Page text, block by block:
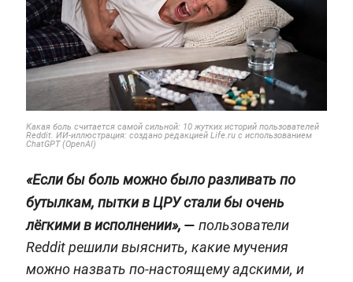
Какая боль считается самой сильной: 10 жутких историй пользователей
Reddit. ИИ-иллюстрация: создано редакцией Life.ru с использованием
ChatGPT (OpenAI)
«Если бы боль можно было разливать по
бутылкам, пытки в ЦРУ стали бы очень
лёгкими в исполнении», — пользователи
Reddit решили выяснить, какие мучения
можно назвать по-настоящему адскими, и